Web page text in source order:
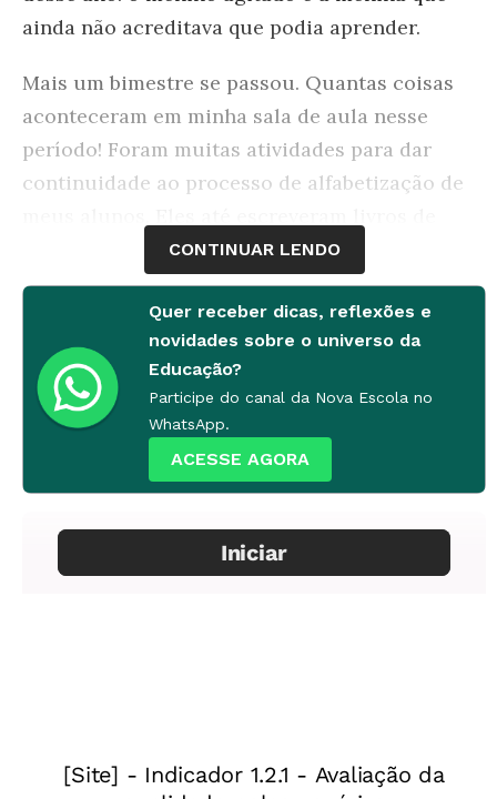
ainda não acreditava que podia aprender.
Mais um bimestre se passou. Quantas coisas
aconteceram em minha sala de aula nesse
período! Foram muitas atividades para dar
continuidade ao processo de alfabetização de
lengalenga e outro com historias acumulativas,
mas isso é assunto para outro post!
Em relação ao desenvolvimento dos meus dois
alunos, trago algumas boas notícias, e outras
nem tanto.
1. O menino agitado
atividades com vontade de aprender e
avançava em sua aprendizagem. De repente
que atrapalha o desenvolvimento de sua
CONTINUAR LENDO
Quer receber dicas, reflexões e
novidades sobre o universo da
Educação?
Participe do canal da Nova Escola no
WhatsApp.
ACESSE AGORA